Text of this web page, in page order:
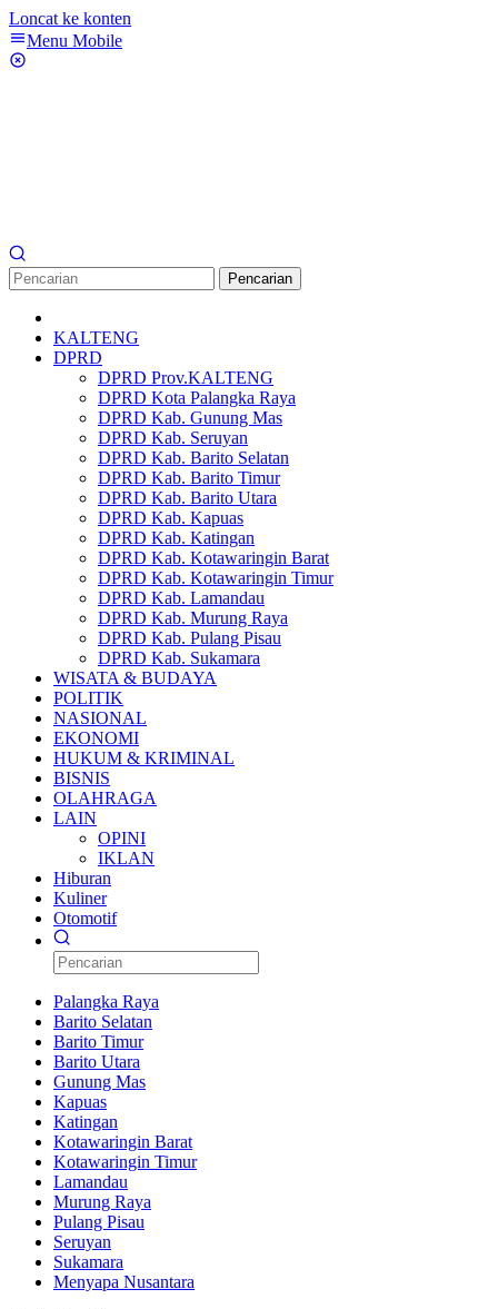
Loncat ke konten
Menu Mobile
Pencarian
KALTENG
DPRD
DPRD Prov.KALTENG
DPRD Kota Palangka Raya
DPRD Kab. Gunung Mas
DPRD Kab. Seruyan
DPRD Kab. Barito Selatan
DPRD Kab. Barito Timur
DPRD Kab. Barito Utara
DPRD Kab. Kapuas
DPRD Kab. Katingan
DPRD Kab. Kotawaringin Barat
DPRD Kab. Kotawaringin Timur
DPRD Kab. Lamandau
DPRD Kab. Murung Raya
DPRD Kab. Pulang Pisau
DPRD Kab. Sukamara
WISATA & BUDAYA
POLITIK
NASIONAL
EKONOMI
HUKUM & KRIMINAL
BISNIS
OLAHRAGA
LAIN
OPINI
IKLAN
Hiburan
Kuliner
Otomotif
Palangka Raya
Barito Selatan
Barito Timur
Barito Utara
Gunung Mas
Kapuas
Katingan
Kotawaringin Barat
Kotawaringin Timur
Lamandau
Murung Raya
Pulang Pisau
Seruyan
Sukamara
Menyapa Nusantara